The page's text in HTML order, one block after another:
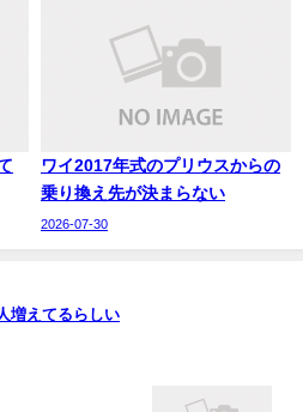
ワイ2017年式のプリウスからの
乗り換え先が決まらない
2026-07-30
増えてるらしい